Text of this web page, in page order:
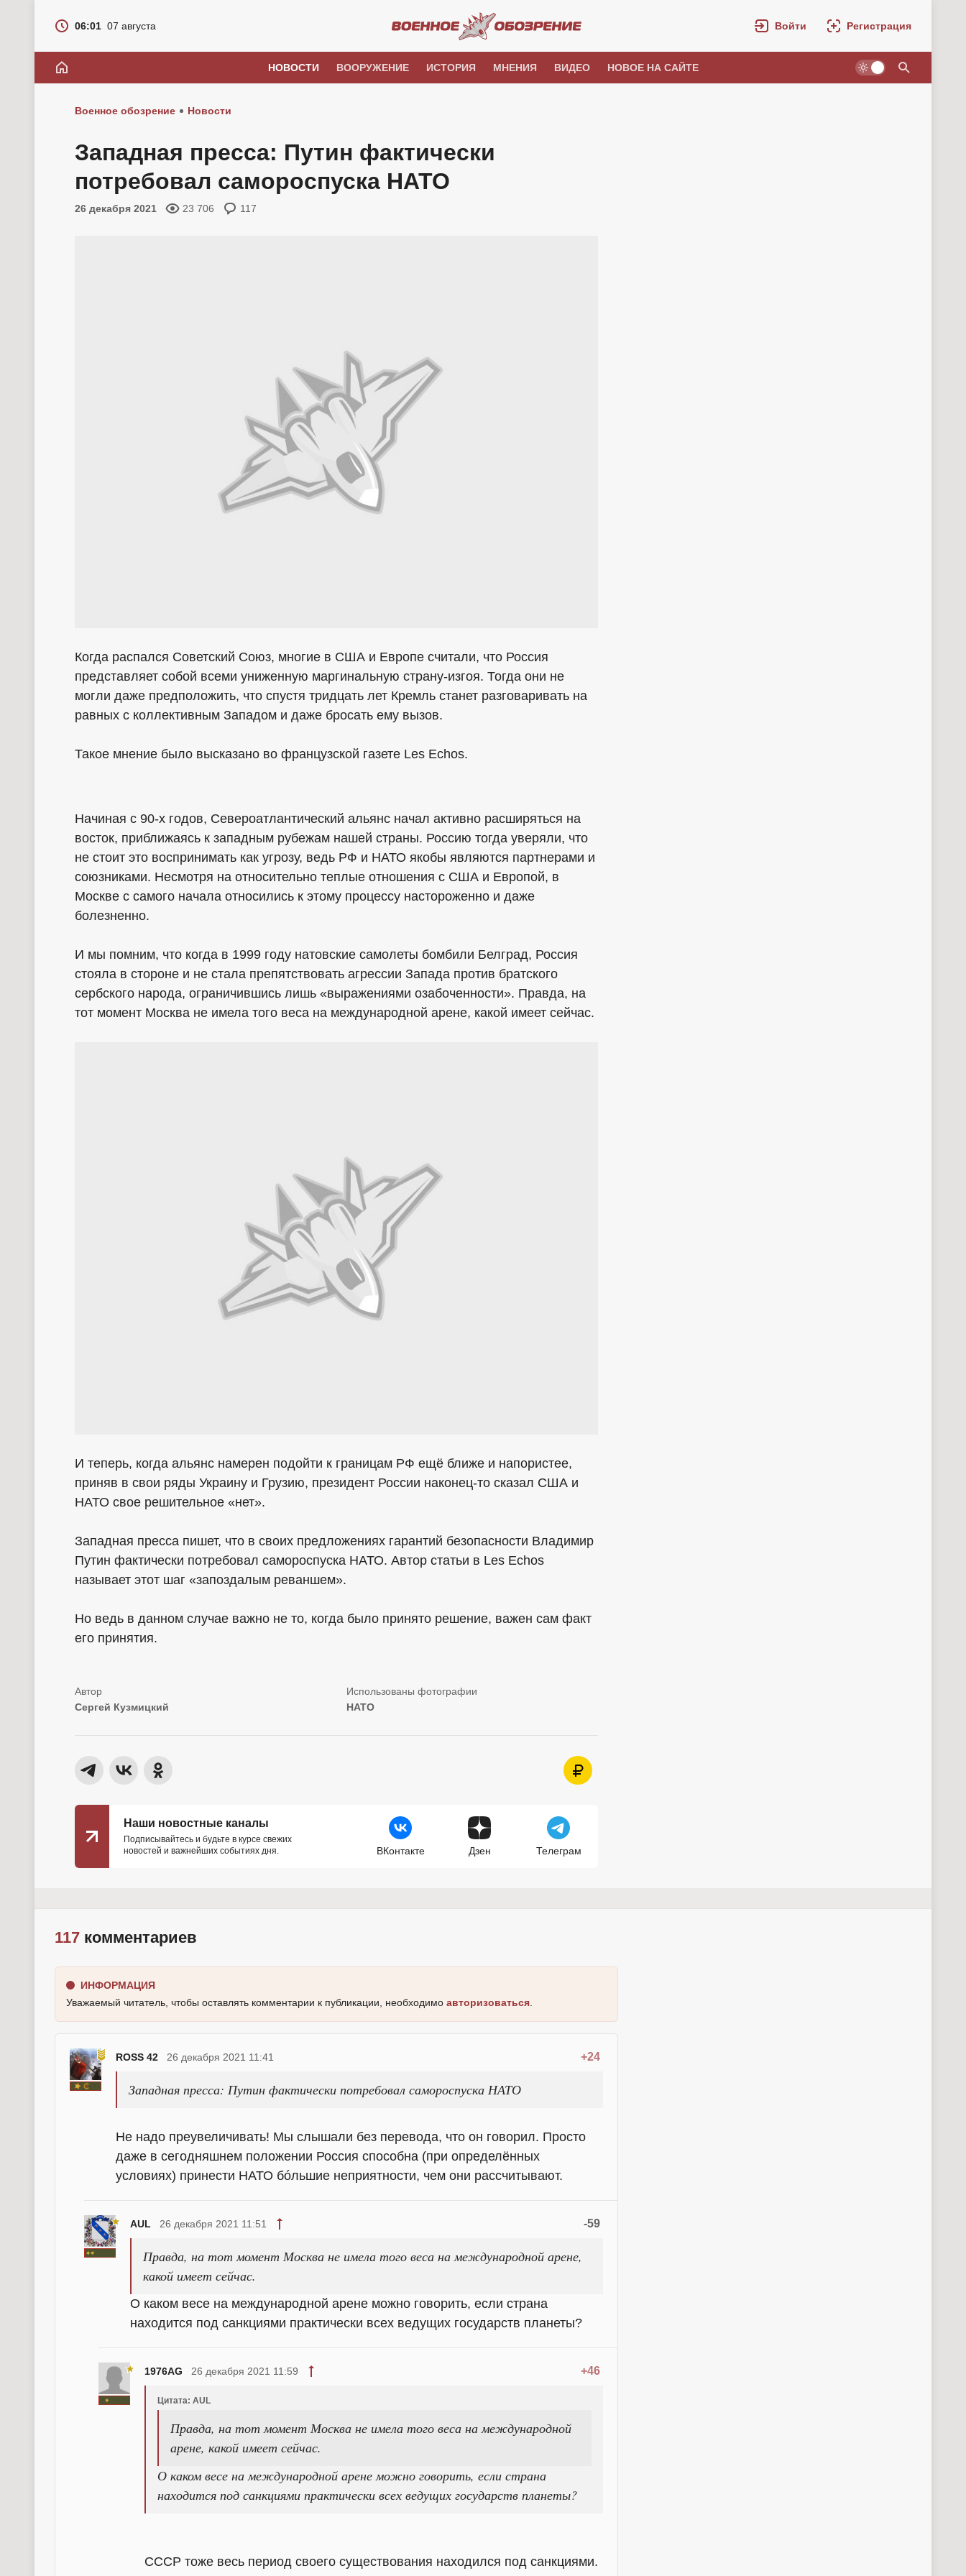
06:01 07 августа Войти Регистрация
НОВОСТИ ВООРУЖЕНИЕ ИСТОРИЯ МНЕНИЯ ВИДЕО НОВОЕ НА САЙТЕ
Военное обозрение Новости
Западная пресса: Путин фактически
потребовал самороспуска НАТО
26 декабря 2021 23 706 117
Когда распался Советский Союз, многие в США и Европе считали, что Россия
представляет собой всеми униженную маргинальную страну-изгоя. Тогда они не
могли даже предположить, что спустя тридцать лет Кремль станет разговаривать на
равных с коллективным Западом и даже бросать ему вызов.
Такое мнение было высказано во французской газете Les Echos.
Начиная с 90-х годов, Североатлантический альянс начал активно расширяться на
восток, приближаясь к западным рубежам нашей страны. Россию тогда уверяли, что
не стоит это воспринимать как угрозу, ведь РФ и НАТО якобы являются партнерами и
союзниками. Несмотря на относительно теплые отношения с США и Европой, в
Москве с самого начала относились к этому процессу настороженно и даже
болезненно.
И мы помним, что когда в 1999 году натовские самолеты бомбили Белград, Россия
стояла в стороне и не стала препятствовать агрессии Запада против братского
сербского народа, ограничившись лишь «выражениями озабоченности». Правда, на
тот момент Москва не имела того веса на международной арене, какой имеет сейчас.
И теперь, когда альянс намерен подойти к границам РФ ещё ближе и напористее,
приняв в свои ряды Украину и Грузию, президент России наконец-то сказал США и
НАТО свое решительное «нет».
Западная пресса пишет, что в своих предложениях гарантий безопасности Владимир
Путин фактически потребовал самороспуска НАТО. Автор статьи в Les Echos
называет этот шаг «запоздалым реваншем».
Но ведь в данном случае важно не то, когда было принято решение, важен сам факт
его принятия.
Сергей Кузмицкий НАТО
Наши новостные каналы
Подписывайтесь и будьте в курсе свежих
новостей и важнейших событиях дня.
ВКонтакте Дзен Телеграм
117 комментариев
ИНФОРМАЦИЯ
Уважаемый читатель, чтобы оставлять комментарии к публикации, необходимо авторизоваться
ROSS 42 +24
26 декабря 2021 11:41
Западная пресса: Путин фактически потребовал самороспуска НАТО
Не надо преувеличивать! Мы слышали без перевода, что он говорил. Просто
даже в сегодняшнем положении Россия способна (при определённых
условиях) принести НАТО бóльшие неприятности, чем они рассчитывают.
AUL -59
26 декабря 2021 11:51
Правда, на тот момент Москва не имела того веса на международной арене,
какой имеет сейчас.
О каком весе на международной арене можно говорить, если страна
находится под санкциями практически всех ведущих государств планеты?
1976AG +46
26 декабря 2021 11:59
Цитата: AUL
Правда, на тот момент Москва не имела того веса на международной
арене, какой имеет сейчас.
О каком весе на международной арене можно говорить, если страна
находится под санкциями практически всех ведущих государств планеты?
СССР тоже весь период своего существования находился под санкциями.